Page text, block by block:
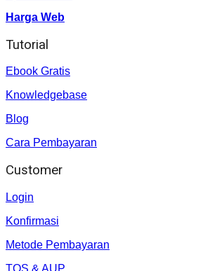
Harga Web
Tutorial
Ebook Gratis
Knowledgebase
Blog
Cara Pembayaran
Customer
Login
Konfirmasi
Metode Pembayaran
TOS & AUP